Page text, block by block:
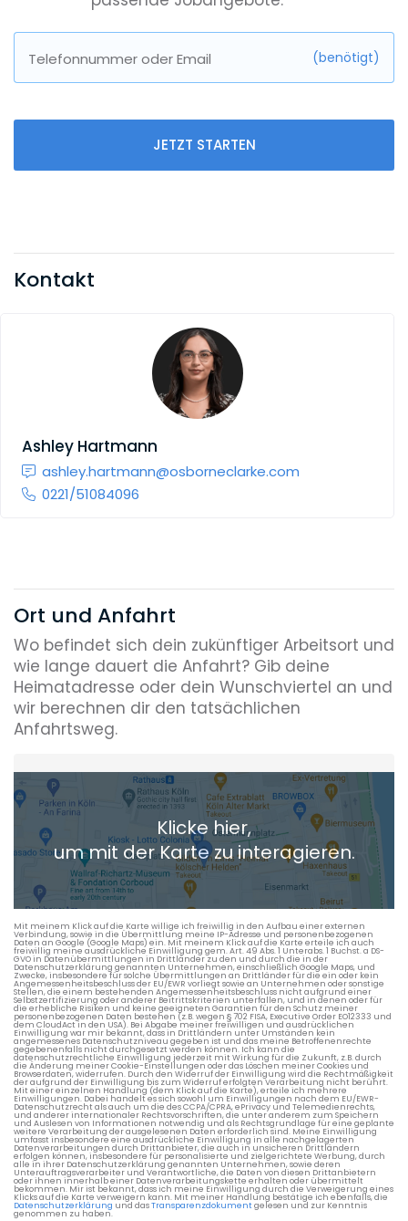
Telefonnummer oder Email (benötigt)
JETZT STARTEN
Kontakt
Ashley Hartmann
ashley.hartmann@osborneclarke.com
0221/51084096
Ort und Anfahrt
Wo befindet sich dein zukünftiger Arbeitsort und
wie lange dauert die Anfahrt? Gib deine
Heimatadresse oder dein Wunschviertel an und
wir berechnen dir den tatsächlichen
Anfahrtsweg.
Heimatadresse oder Wunschort
+ Aktuellen Standort hinzufügen
Die berechneten Anreisezeiten basieren auf den
Verkehrsdaten eines typischen Dienstag morgens um 8:30.
Klicke hier,
um mit der Karte zu interagieren.
Mit meinem Klick auf die Karte willige ich freiwillig in den Aufbau einer externen
Verbindung, sowie in die Übermittlung meine IP-Adresse und personenbezogenen
Daten an Google (Google Maps) ein. Mit meinem Klick auf die Karte erteile ich auch
freiwillig meine ausdrückliche Einwilligung gem. Art. 49 Abs. 1 Unterabs. 1 Buchst. a DS-
GVO in Datenübermittlungen in Drittländer zu den und durch die in der
Datenschutzerklärung genannten Unternehmen, einschließlich Google Maps, und
Zwecke, insbesondere für solche Übermittlungen an Drittländer für die ein oder kein
Angemessenheitsbeschluss der EU/EWR vorliegt sowie an Unternehmen oder sonstige
Stellen, die einem bestehenden Angemessenheitsbeschluss nicht aufgrund einer
Selbstzertifizierung oder anderer Beitrittskriterien unterfallen, und in denen oder für
die erhebliche Risiken und keine geeigneten Garantien für den Schutz meiner
personenbezogenen Daten bestehen (z.B. wegen § 702 FISA, Executive Order EO12333 und
dem CloudAct in den USA). Bei Abgabe meiner freiwilligen und ausdrücklichen
Einwilligung war mir bekannt, dass in Drittländern unter Umständen kein
angemessenes Datenschutzniveau gegeben ist und das meine Betroffenenrechte
gegebenenfalls nicht durchgesetzt werden können. Ich kann die
datenschutzrechtliche Einwilligung jederzeit mit Wirkung für die Zukunft, z.B. durch
die Änderung meiner Cookie-Einstellungen oder das Löschen meiner Cookies und
Browserdaten, widerrufen. Durch den Widerruf der Einwilligung wird die Rechtmäßigkeit
der aufgrund der Einwilligung bis zum Widerruf erfolgten Verarbeitung nicht berührt.
Mit einer einzelnen Handlung (dem Klick auf die Karte), erteile ich mehrere
Einwilligungen. Dabei handelt es sich sowohl um Einwilligungen nach dem EU/EWR-
Datenschutzrecht als auch um die des CCPA/CPRA, ePrivacy und Telemedienrechts,
und anderer internationaler Rechtsvorschriften, die unter anderem zum Speichern
und Auslesen von Informationen notwendig und als Rechtsgrundlage für eine geplante
weitere Verarbeitung der ausgelesenen Daten erforderlich sind. Meine Einwilligung
umfasst insbesondere eine ausdrückliche Einwilligung in alle nachgelagerten
Datenverarbeitungen durch Drittanbieter, die auch in unsicheren Drittländern
erfolgen können, insbesondere für personalisierte und zielgerichtete Werbung, durch
alle in ihrer Datenschutzerklärung genannten Unternehmen, sowie deren
Unterauftragsverarbeiter und Verantwortliche, die Daten von diesen Drittanbietern
oder ihnen innerhalb einer Datenverarbeitungskette erhalten oder übermittelt
bekommen. Mir ist bekannt, dass ich meine Einwilligung durch die Verweigerung eines
Klicks auf die Karte verweigern kann. Mit meiner Handlung bestätige ich ebenfalls, die
Datenschutzerklärung und dasTransparenzdokumentgelesen und zur Kenntnis
genommen zu haben.